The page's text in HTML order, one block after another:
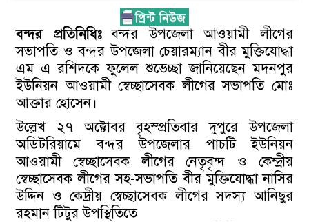
বন্দর প্রতিনিধিঃ বন্দর উপজেলা আওয়ামী লীগের
সভাপতি ও বন্দর উপজেলা চেয়ারম্যান বীর মুক্তিযোদ্ধা
এম এ রশিদকে ফুলেল শুভেচ্ছা জানিয়েছেন মদনপুর
ইউনিয়ন আওয়ামী স্বেচ্ছাসেবক লীগের সভাপতি মোঃ
আক্তার হোসেন।
উল্লেখ ২৭ অক্টোবর বৃহস্প্রতিবার দুপুরে উপজেলা
অডিটরিয়ামে বন্দর উপজেলার পাচটি ইউনিয়ন
আওয়ামী স্বেচ্ছাসেবক লীগের নেতৃবৃন্দ ও কেন্দ্রীয়
স্বেচ্ছাসেবক লীগের সহ-সভাপতি বীর মুক্তিযোদ্ধা নাসির
উদ্দিন ও কেদ্রীয় স্বেচ্ছাসেবক লীগের সদস্য আনিছুর
রহমান টিটুর উপস্থিতিতে